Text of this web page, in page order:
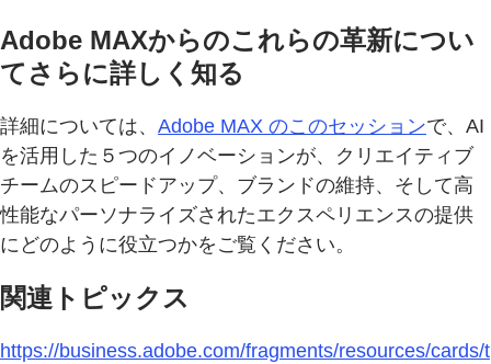
Adobe MAXからのこれらの革新につい
てさらに詳しく知る
詳細については、 Adobe MAX のこのセッションで、AI
を活用した５つのイノベーションが、クリエイティブ
チームのスピードアップ、ブランドの維持、そして高
性能なパーソナライズされたエクスペリエンスの提供
にどのように役立つかをご覧ください。
関連トピックス
https://business.adobe.com/fragments/resources/cards/t